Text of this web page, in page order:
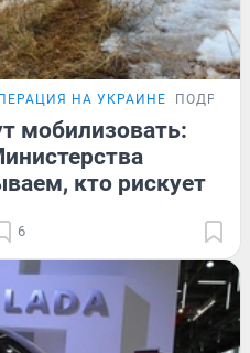
НА УКРАИНЕ
мобилизовать:
кто рискует
6